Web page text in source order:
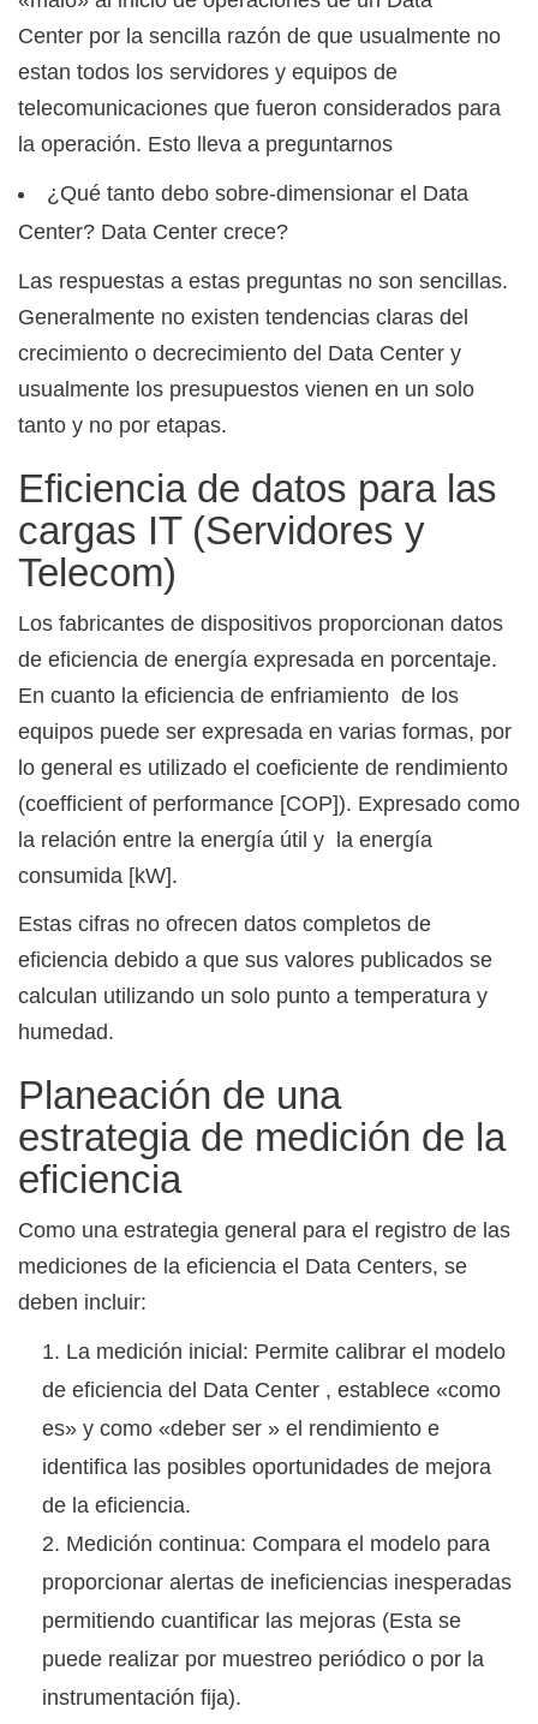
Center por la sencilla razón de que usualmente no
estan todos los servidores y equipos de
telecomunicaciones que fueron considerados para
la operación. Esto lleva a preguntarnos
¿Qué tanto debo sobre-dimensionar el Data
Center? Data Center crece?
Las respuestas a estas preguntas no son sencillas.
Generalmente no existen tendencias claras del
crecimiento o decrecimiento del Data Center y
usualmente los presupuestos vienen en un solo
tanto y no por etapas.
Eficiencia de datos para las
cargas IT (Servidores y
Telecom)
Los fabricantes de dispositivos proporcionan datos
de eficiencia de energía expresada en porcentaje.
En cuanto la eficiencia de enfriamiento de los
equipos puede ser expresada en varias formas, por
lo general es utilizado el coeficiente de rendimiento
(coefficient of performance [COP]). Expresado como
la relación entre la energía útil y la energía
consumida [kW].
Estas cifras no ofrecen datos completos de
eficiencia debido a que sus valores publicados se
calculan utilizando un solo punto a temperatura y
humedad.
Planeación de una
estrategia de medición de la
eficiencia
Como una estrategia general para el registro de las
mediciones de la eficiencia el Data Centers, se
deben incluir:
La medición inicial: Permite calibrar el modelo
de eficiencia del Data Center , establece «como
es» y como «deber ser » el rendimiento e
identifica las posibles oportunidades de mejora
de la eficiencia.
Medición continua: Compara el modelo para
proporcionar alertas de ineficiencias inesperadas
permitiendo cuantificar las mejoras (Esta se
puede realizar por muestreo periódico o por la
instrumentación fija).